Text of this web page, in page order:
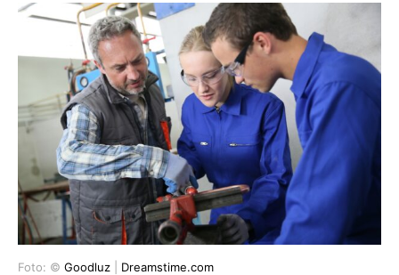
Foto: © Goodluz Dreamstime.com